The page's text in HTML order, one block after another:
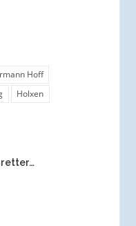
Hoff
Holxen